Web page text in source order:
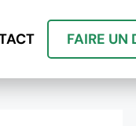
FAIRE UN